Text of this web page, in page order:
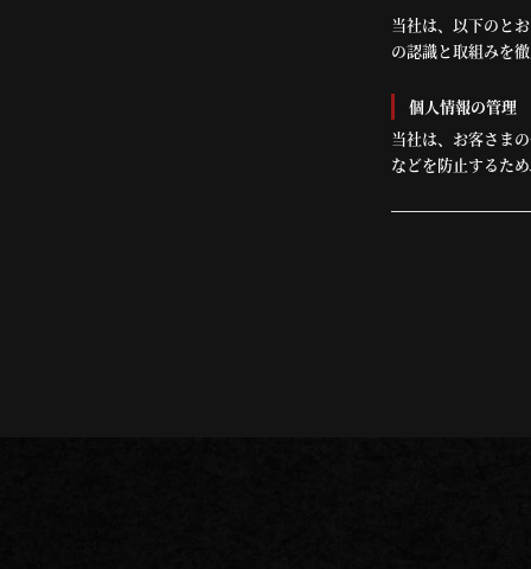
当社は、以下のと
の認識と取組みを
個人情報の管理
当社は、お客さま
などを防止するた